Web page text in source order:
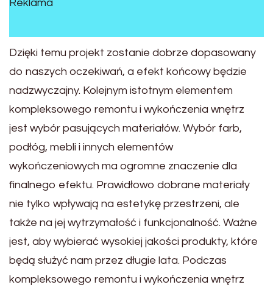
Reklama
Dzięki temu projekt zostanie dobrze dopasowany
do naszych oczekiwań, a efekt końcowy będzie
nadzwyczajny. Kolejnym istotnym elementem
kompleksowego remontu i wykończenia wnętrz
jest wybór pasujących materiałów. Wybór farb,
podłóg, mebli i innych elementów
wykończeniowych ma ogromne znaczenie dla
finalnego efektu. Prawidłowo dobrane materiały
nie tylko wpływają na estetykę przestrzeni, ale
także na jej wytrzymałość i funkcjonalność. Ważne
jest, aby wybierać wysokiej jakości produkty, które
będą służyć nam przez długie lata. Podczas
kompleksowego remontu i wykończenia wnętrz